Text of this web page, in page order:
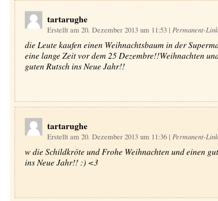
tartarughe
Erstellt am 20. Dezember 2013 um 11:53 | Permanent-Link
die Leute kaufen einen Weihnachtsbaum in der
eine lange Zeit vor dem 25 Dezembre!!Weihnachten
guten Rutsch ins Neue Jahr!!
tartarughe
Erstellt am 20. Dezember 2013 um 11:36 | Permanent-Link
w die Schildkröte und Frohe Weihnachten und einen
ins Neue Jahr!! :) <3